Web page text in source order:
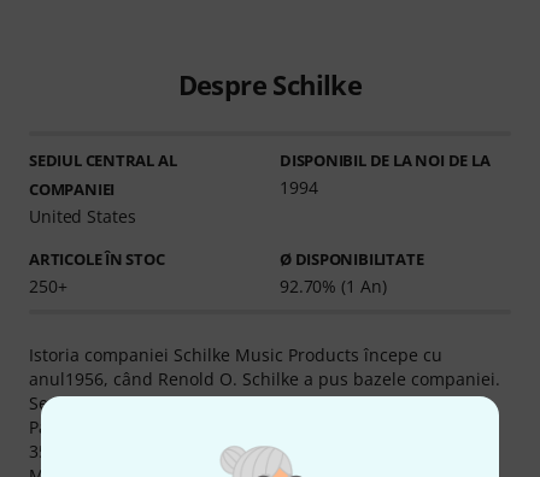
Despre Schilke
SEDIUL CENTRAL AL
COMPANIEI
United States
DISPONIBIL DE LA NOI DE LA
1994
ARTICOLE ÎN STOC
250+
Ø DISPONIBILITATE
92.70% (1 An)
Istoria companiei Schilke Music Products începe cu
anul1956, când Renold O. Schilke a pus bazele companiei.
Sediul companiei Schilke Music Products este în Melrose
Park Illinois (USA). Conform statisticilor oficiale un total de
35 membri de echipă lucrează pentru compania Schilke